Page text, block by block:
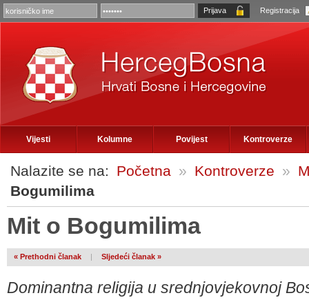
Registracija
Vijesti Kolumne Povijest Kontroverze
Nalazite se na: Početna » Kontroverze »
Bogumilima
Mit o Bogumilima
« Prethodni članak | Sljedeći članak »
Dominantna religija u srednjovjekovnoj